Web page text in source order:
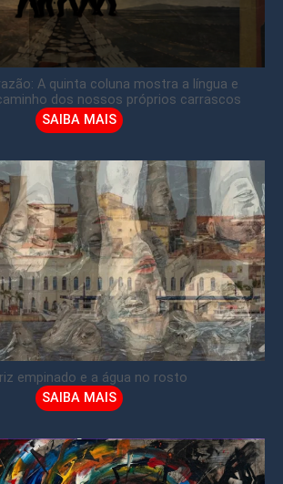
A quinta coluna mostra a língua e
dos nossos próprios carrascos
SAIBA MAIS
empinado e a água no rosto
SAIBA MAIS